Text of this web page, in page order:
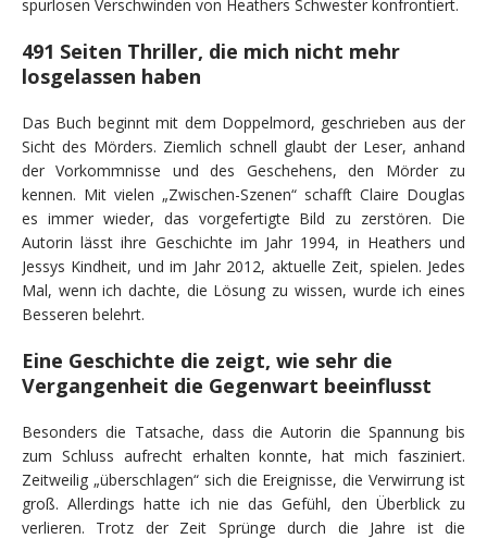
spurlosen Verschwinden von Heathers Schwester konfrontiert.
491 Seiten Thriller, die mich nicht mehr
losgelassen haben
Das Buch beginnt mit dem Doppelmord, geschrieben aus der
Sicht des Mörders. Ziemlich schnell glaubt der Leser, anhand
der Vorkommnisse und des Geschehens, den Mörder zu
kennen. Mit vielen „Zwischen-Szenen“ schafft Claire Douglas
es immer wieder, das vorgefertigte Bild zu zerstören. Die
Autorin lässt ihre Geschichte im Jahr 1994, in Heathers und
Jessys Kindheit, und im Jahr 2012, aktuelle Zeit, spielen. Jedes
Mal, wenn ich dachte, die Lösung zu wissen, wurde ich eines
Besseren belehrt.
Eine Geschichte die zeigt, wie sehr die
Vergangenheit die Gegenwart beeinflusst
Besonders die Tatsache, dass die Autorin die Spannung bis
zum Schluss aufrecht erhalten konnte, hat mich fasziniert.
Zeitweilig „überschlagen“ sich die Ereignisse, die Verwirrung ist
groß. Allerdings hatte ich nie das Gefühl, den Überblick zu
verlieren. Trotz der Zeit Sprünge durch die Jahre ist die